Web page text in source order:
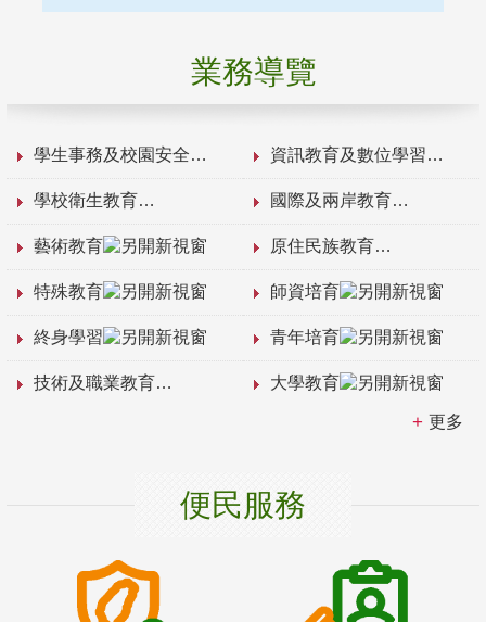
業務導覽
學生事務及校園安全 資訊教育及數位學習
學校衛生教育 國際及兩岸教育
藝術教育 原住民族教育
特殊教育 師資培育
終身學習 青年培育
技術及職業教育 大學教育
更多
便民服務